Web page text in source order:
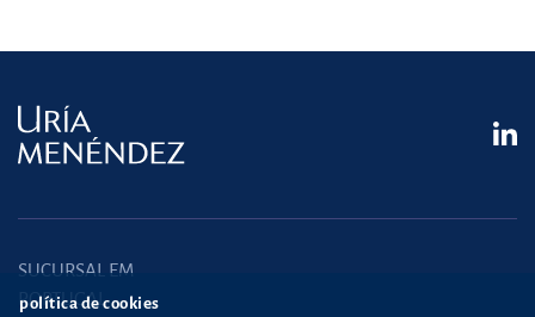
SUCURSAL EM
PORTUGAL
política de cookies